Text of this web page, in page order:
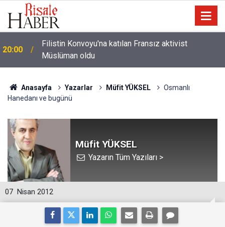
20:00
Filistin Konvoyu'na katılan Fransız aktivist
Müslüman oldu
Anasayfa Yazarlar Müfit YÜKSEL
Osmanlı
Hanedanı ve bugünü
Müfit YÜKSEL
Yazarın Tüm Yazıları >
07 Nisan 2012